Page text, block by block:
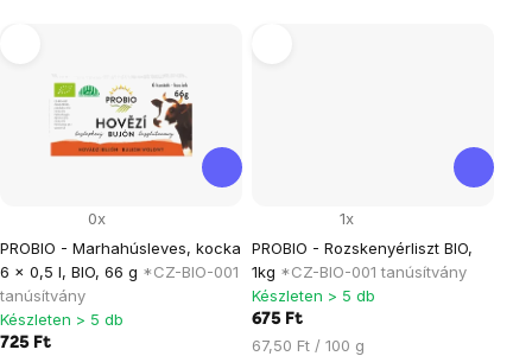
PROBIO - Marhahúsleves, kocka
6 x 0,5 l, BIO, 66 g *CZ-BIO-001
tanúsítvány
0x
Készleten > 5 db
725 Ft
PROBIO - Rozskenyérliszt BIO,
1kg *CZ-BIO-001 tanúsítvány
1x
Készleten > 5 db
675 Ft
Egységár:
67,50 Ft / 100 g